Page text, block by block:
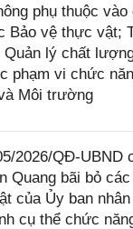
phụ thuộc
Bảo vệ thực vật;
Quản lý chất
phạm vi chức
Môi trường
2026/QĐ-UBND
Quang bãi bỏ
của Ủy ban
cụ thể chức